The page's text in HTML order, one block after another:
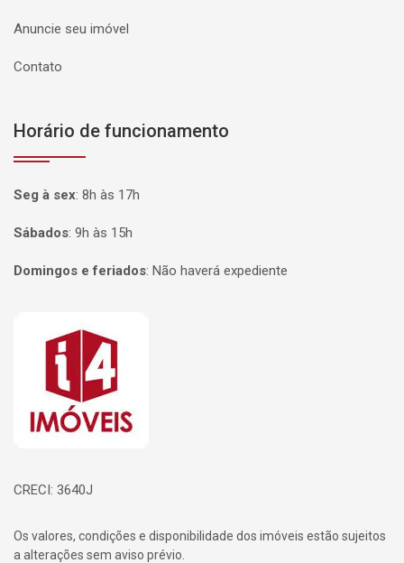
Anuncie seu imóvel
Contato
Horário de funcionamento
Seg à sex: 8h às 17h
Sábados: 9h às 15h
Domingos e feriados: Não haverá expediente
Página inicial
CRECI: 3640J
Os valores, condições e disponibilidade dos imóveis estão sujeitos
a alterações sem aviso prévio.